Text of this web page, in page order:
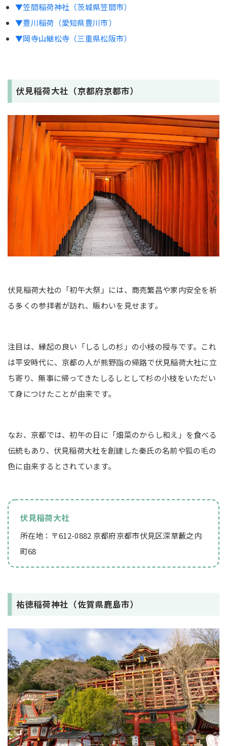
▼笠間稲荷神社（茨城県笠間市）
▼豊川稲荷（愛知県豊川市）
▼岡寺山継松寺（三重県松阪市）
伏見稲荷大社（京都府京都市）
伏見稲荷大社の「初午大祭」には、商売繁昌や家内安全を祈
る多くの参拝者が訪れ、賑わいを見せます。
注目は、縁起の良い「しるしの杉」の小枝の授与です。これ
は平安時代に、京都の人が熊野詣の帰路で伏見稲荷大社に立
ち寄り、無事に帰ってきたしるしとして杉の小枝をいただい
て身につけたことが由来です。
なお、京都では、初午の日に「畑菜のからし和え」を食べる
伝統もあり、伏見稲荷大社を創建した秦氏の名前や狐の毛の
色に由来するとされています。
伏見稲荷大社
所在地：〒612-0882 京都府京都市伏見区深草藪之内
町68
祐徳稲荷神社（佐賀県鹿島市）